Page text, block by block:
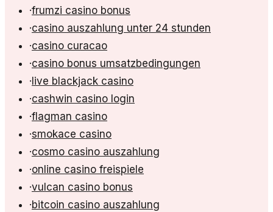
·frumzi casino bonus
·casino auszahlung unter 24 stunden
·casino curacao
·casino bonus umsatzbedingungen
· live blackjack casino
·cashwin casino login
·flagman casino
·smokace casino
·cosmo casino auszahlung
·online casino freispiele
·vulcan casino bonus
·bitcoin casino auszahlung